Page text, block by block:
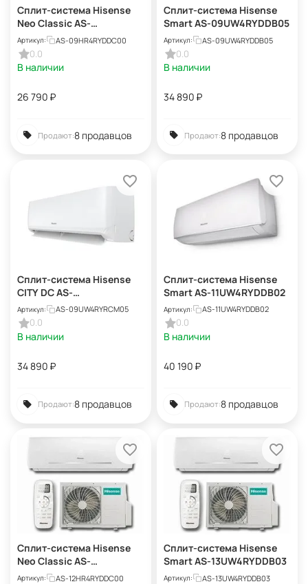
Сплит-система Hisense
Neo Classic AS-
09HR4RYDDC00
Артикул: AS-09HR4RYDDC00
0.0
В наличии
26 790 ₽
Продают:8 продавцов
Сплит-система Hisense
Smart AS-09UW4RYDDB05
Артикул: AS-09UW4RYDDB05
0.0
В наличии
34 890 ₽
Продают:8 продавцов
Сплит-система Hisense
CITY DC AS-
09UW4RYRCM05
Артикул: AS-09UW4RYRCM05
0.0
В наличии
34 890 ₽
Продают:8 продавцов
Сплит-система Hisense
Smart AS-11UW4RYDDB02
Артикул: AS-11UW4RYDDB02
0.0
В наличии
40 190 ₽
Продают:8 продавцов
Сплит-система Hisense
Neo Classic AS-
12HR4RYDDC00
Артикул: AS-12HR4RYDDC00
Сплит-система Hisense
Smart AS-13UW4RYDDB03
Артикул: AS-13UW4RYDDB03